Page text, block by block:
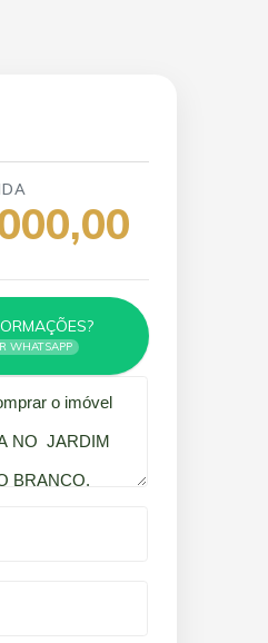
WHATSAPP